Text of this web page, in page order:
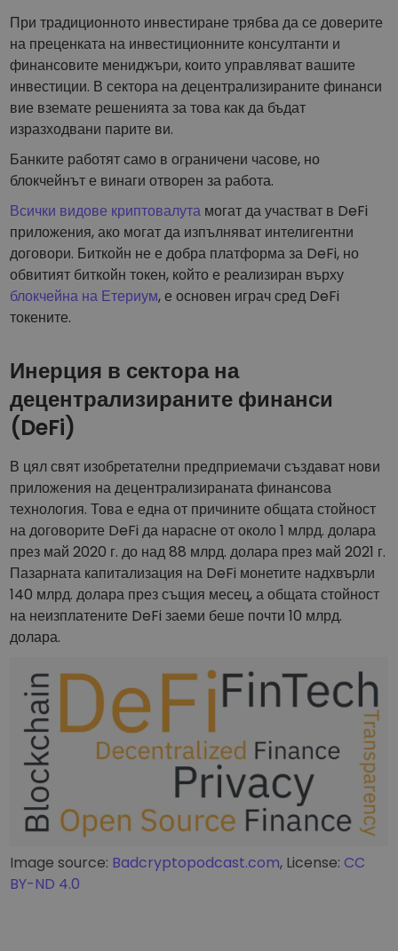
При традиционното инвестиране трябва да се доверите
на преценката на инвестиционните консултанти и
финансовите мениджъри, които управляват вашите
инвестиции. В сектора на децентрализираните финанси
вие вземате решенията за това как да бъдат
изразходвани парите ви.
Банките работят само в ограничени часове, но
блокчейнът е винаги отворен за работа.
Всички видове криптовалута могат да участват в DeFi
приложения, ако могат да изпълняват интелигентни
договори. Биткойн не е добра платформа за DeFi, но
обвитият биткойн токен, който е реализиран върху
блокчейна на Етериум, е основен играч сред DeFi
токените.
Инерция в сектора на
децентрализираните финанси
(DeFi)
В цял свят изобретателни предприемачи създават нови
приложения на децентрализираната финансова
технология. Това е една от причините общата стойност
на договорите DeFi да нарасне от около 1 млрд. долара
през май 2020 г. до над 88 млрд. долара през май 2021 г.
Пазарната капитализация на DeFi монетите надхвърли
140 млрд. долара през същия месец, а общата стойност
на неизплатените DeFi заеми беше почти 10 млрд.
долара.
Image source: Badcryptopodcast.com, License:CC
BY-ND 4.0